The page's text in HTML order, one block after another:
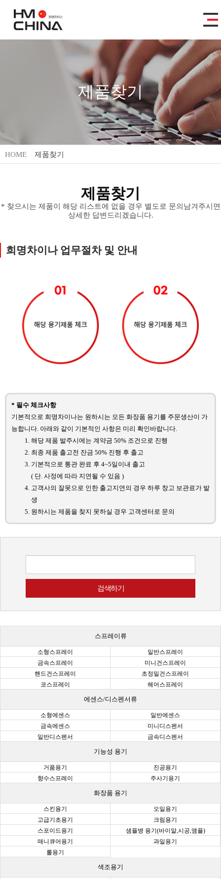
제품찾기
HOME 제품찾기
제품찾기
* 찾으시는 제품이 해당 리스트에 없을 경우 별도로 문의남겨주시면
상세한 답변드리겠습니다.
희명차이나 업무절차 및 안내
* 필수 체크사항
기본적으로 희명차이나는 원하시는 모든 화장품 용기를 주문생산이 가
능합니다. 아래와 같이 기본적인 사항은 미리 확인바랍니다.
해당 제품 발주시에는 계약금 50% 조건으로 진행
최종 제품 출고전 잔금 50% 진행 후 출고
기본적으로 통관 완료 후 4~5일이내 출고
( 단. 사정에 따라 지연될 수 있음 )
고객사의 잘못으로 인한 출고지연의 경우 하루 창고 보관료가 발
생
원하시는 제품을 찾지 못하실 경우 고객센터로 문의
스프레이류
소형스프레이
일반스프레이
금속스프레이
미니건스프레이
핸드건스프레이
초정밀건스프레이
코스프레이
헤어스프레이
에센스/디스펜서류
소형에센스
일반에센스
금속에센스
미니디스펜서
일반디스펜서
금속디스펜서
기능성 용기
거품용기
진공용기
향수스프레이
주사기용기
화장품 용기
스킨용기
오일용기
고급기초용기
크림용기
스포이드용기
샘플병 용기(바이알,시공,앰플)
매니큐어용기
과일용기
롤용기
색조용기